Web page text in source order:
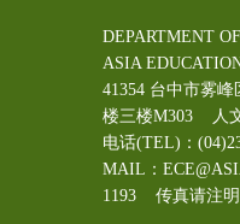
DEPARTMENT
ASIA
41354 台中市雾
楼三楼M303 人
电话(TEL)：
MAIL：
1193 传真请注明